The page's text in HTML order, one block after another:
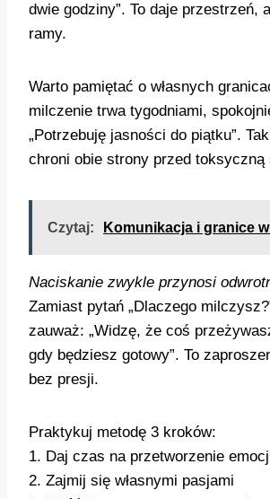
dwie godziny”. To daje przestrzeń,
ramy.
Warto pamiętać o własnych
milczenie trwa tygodniami,
„Potrzebuję jasności do piątku”.
chroni obie strony przed toksyczną
Czytaj: Komunikacja i granice
Naciskanie zwykle przynosi
Zamiast pytań „Dlaczego
zauważ: „Widzę, że coś
gdy będziesz gotowy”. To
bez presji.
Praktykuj metodę 3 kroków:
1. Daj czas na przetworzenie
2. Zajmij się własnymi pasjami